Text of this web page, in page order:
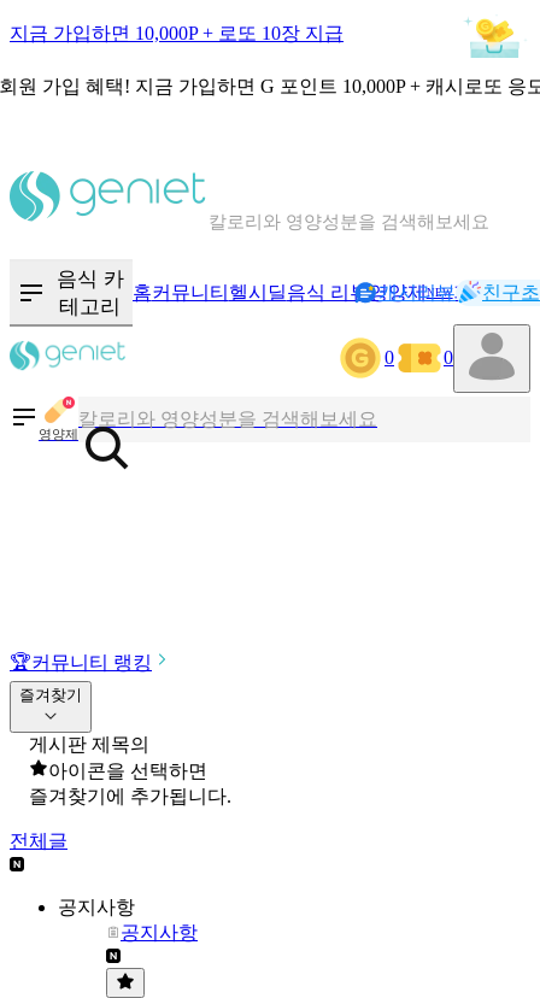
지금 가입하면 10,000P + 로또 10장 지급
원 가입 혜택! 지금 가입하면 G 포인트 10,000P + 캐시로또 응
혈당 · 다이어트 음식 검색해보세요
음식 카
테고리
홈커뮤니티 헬시딜음식 리뷰영양제NEW기록
캐시리뷰 친구
0 0
영양제
칼로리와 영양성분을 검색해보세요
혈당 · 다이어트 음식 검색해보세요
음식 · 영양제 리뷰를 찾아보세요
🏆커뮤니티 랭킹
즐겨찾기
게시판 제목의
아이콘을 선택하면
즐겨찾기에 추가됩니다.
전체글
공지사항
공지사항